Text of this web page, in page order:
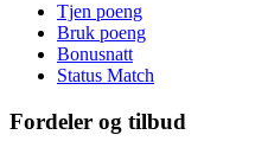
Tjen poeng
Bruk poeng
Bonusnatt
Status Match
Fordeler og tilbud